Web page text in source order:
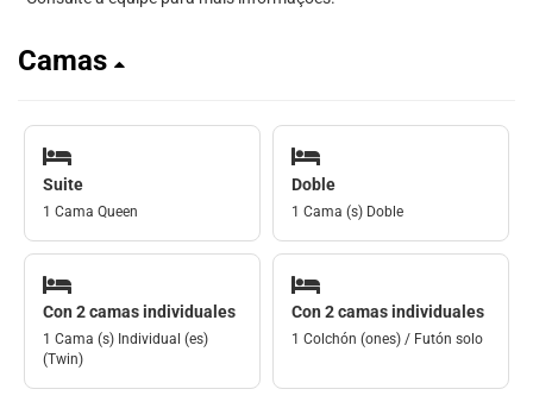
Camas
Suite
1 Cama Queen
Doble
1 Cama (s) Doble
Con 2 camas individuales
1 Cama (s) Individual (es)
(Twin)
Con 2 camas individuales
1 Colchón (ones) / Futón solo